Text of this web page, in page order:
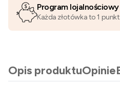
Program lojalnościowy
Każda złotówka to 1
Opis produktuOpinie